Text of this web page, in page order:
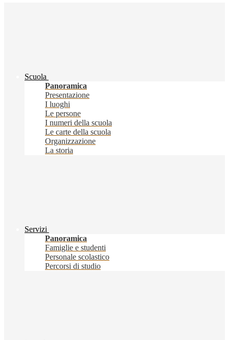
Scuola
Panoramica
Presentazione
I luoghi
Le persone
I numeri della scuola
Le carte della scuola
Organizzazione
La storia
Servizi
Panoramica
Famiglie e studenti
Personale scolastico
Percorsi di studio